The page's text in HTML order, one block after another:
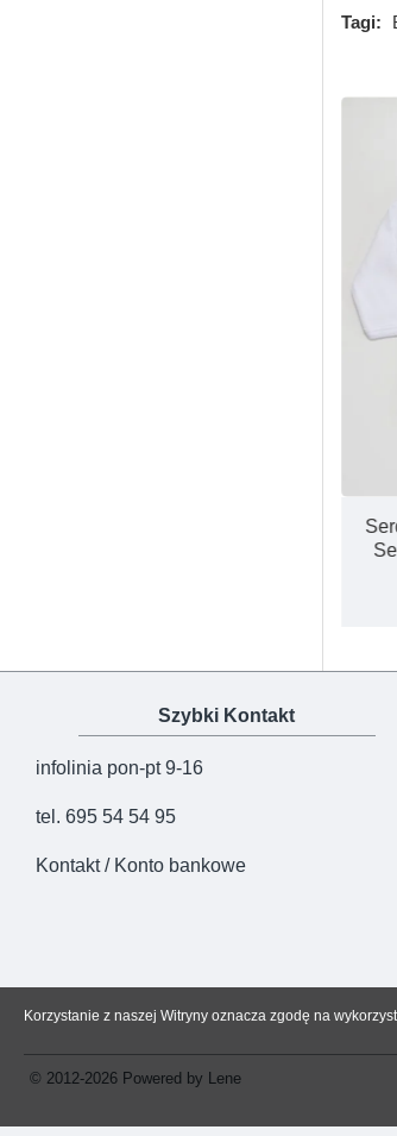
Tagi:
Szybki Kontakt
infolinia pon-pt 9-16
tel. 695 54 54 95
Kontakt / Konto bankowe
© 2012-2026 Powered by Lene
Korzystanie z naszej Witryny oznacza zgodę na